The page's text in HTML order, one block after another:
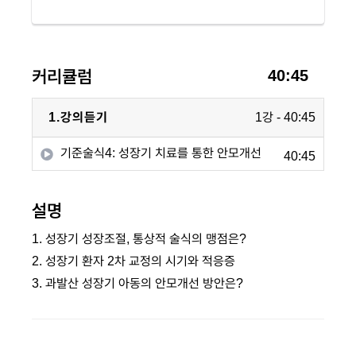
커리큘럼 40:45
1.강의듣기 1강 - 40:45
기준술식4: 성장기 치료를 통한 안모개선 40:45
설명
1. 성장기 성장조절, 통상적 술식의 맹점은?
2. 성장기 환자 2차 교정의 시기와 적응증
3. 과발산 성장기 아동의 안모개선 방안은?